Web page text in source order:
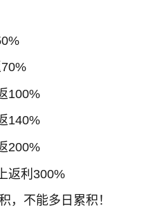
100%
140%
200%
返利300%
，不能多日累积！